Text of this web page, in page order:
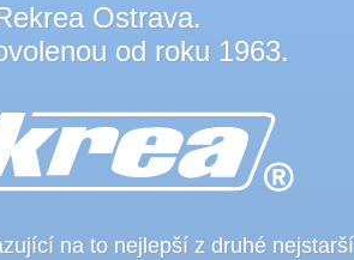
Ostrava.
od roku 1963.
na to nejlepší z druhé nejstarší